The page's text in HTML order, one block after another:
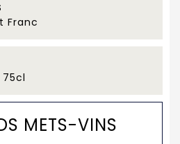
Franc
METS-VINS